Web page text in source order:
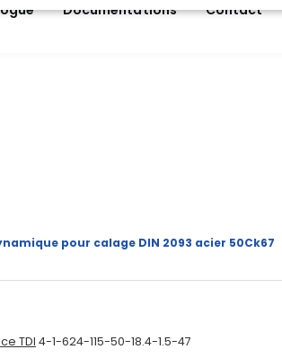
Documentations Contact
pour calage DIN 2093 acier 50Ck67
TDI 4-1-624-115-50-18.4-1.5-47